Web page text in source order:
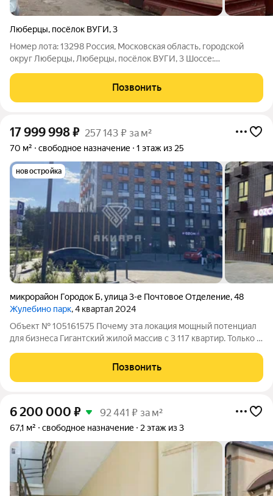
Люберцы, посёлок ВУГИ,3
Номер лота: 13298 Россия, Московская область, городской
округ Люберцы, Люберцы, посёлок ВУГИ, 3 Шоссе:
помещения с отдельным входомПредлагается к продаже
подвальное помещение с отдельным
Позвонить
17 999 998₽ 257 143 ₽ за м²
70 м² свободное назначение 1 этаж из 25
новостройка
микрорайон Городок Б,улица 3-е Почтовое Отделение,48
Жулебино парк, 4 квартал 2024
Объект № 105161575 Почему эта локация мощный потенциал
для бизнеса Гигантский жилой массив с 3 117 квартир. Только в
и жилых комплексов. Это десятки тысяч человек с постоянным
спросом на
Позвонить
6 200 000 ₽ 92 441 ₽ за м²
67,1 м² свободное назначение 2 этаж из 3